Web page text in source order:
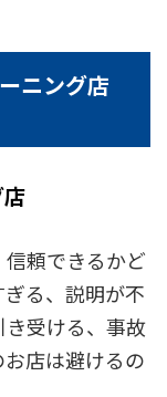
ニング店
頼できるかど
る、説明が不
受ける、事故
店は避けるの